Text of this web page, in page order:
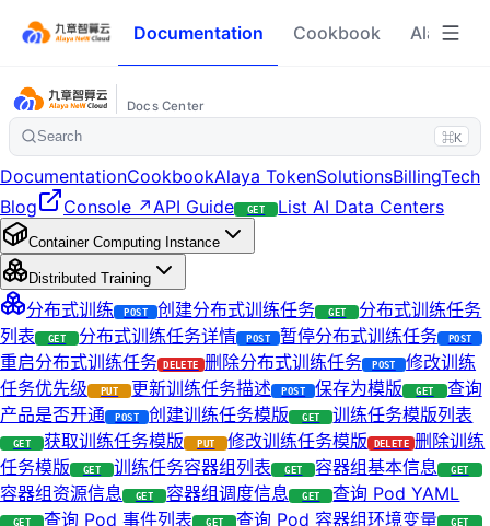
Documentation Cookbook Alaya
Docs Center
Search ⌘K
DocumentationCookbookAlaya TokenSolutionsBillingTech
Blog
Console ↗ API Guide GET List AI Data Centers
Container Computing Instance
Distributed Training
分布式训练 POST 创建分布式训练任务 GET
分布式训练任务
列表
GET 分布式训练任务详情 POST 暂停分布式训练任务 POST
重启分布式训练任务 DELETE 删除分布式训练任务 POST
修改训练
任务优先级
PUT 更新训练任务描述 POST 保存为模版 GET
查询
产品是否开通
POST 创建训练任务模版 GET 训练任务模版列表
GET 获取训练任务模版 PUT 修改训练任务模版 DELETE 删除训练
任务模版
GET 训练任务容器组列表 GET 容器组基本信息 GET
容器组资源信息 GET 容器组调度信息 GET 查询 Pod YAML
GET 查询 Pod 事件列表 GET 查询 Pod 容器组环境变量 GET